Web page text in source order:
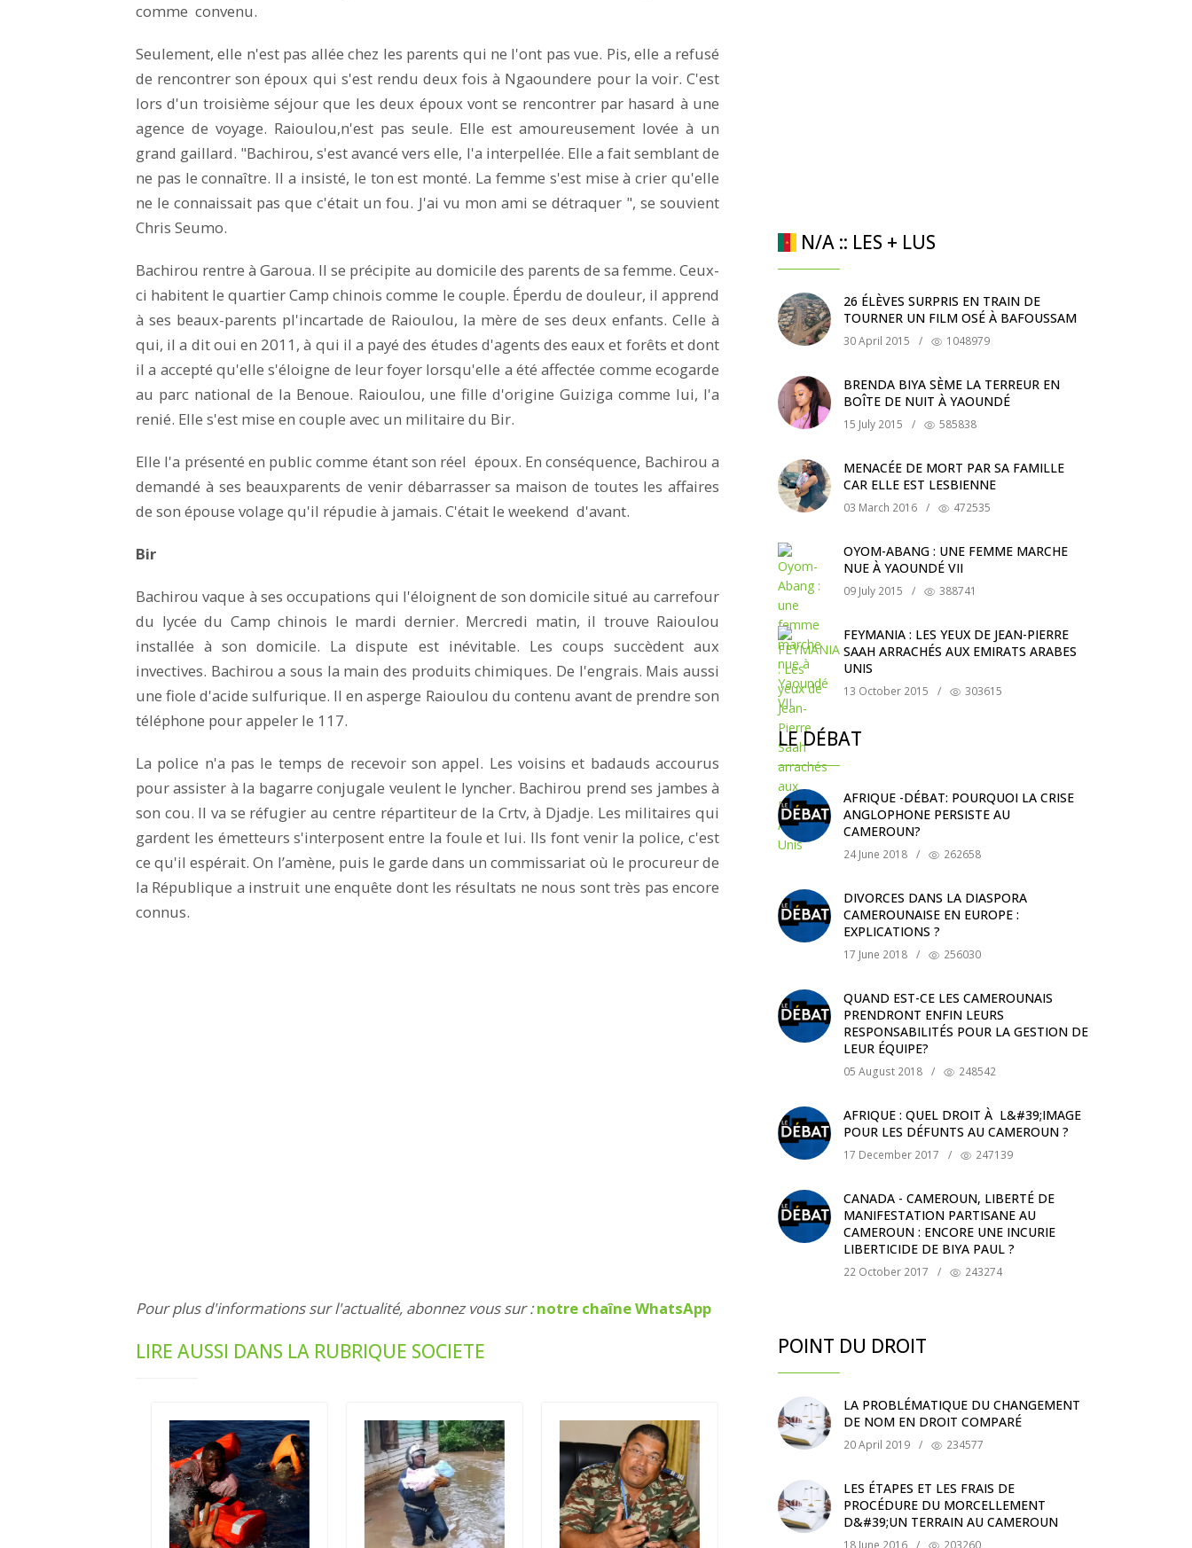
comme convenu.
Seulement, elle n'est pas allée chez les parents qui ne l'ont pas vue. Pis, elle a refusé
de rencontrer son époux qui s'est rendu deux fois à Ngaoundere pour la voir. C'est
lors d'un troisième séjour que les deux époux vont se rencontrer par hasard à une
agence de voyage. Raioulou,n'est pas seule. Elle est amoureusement lovée à un
grand gaillard. "Bachirou, s'est avancé vers elle, l'a interpellée. Elle a fait semblant de
ne pas le connaître. Il a insisté, le ton est monté. La femme s'est mise à crier qu'elle
ne le connaissait pas que c'était un fou. J'ai vu mon ami se détraquer ", se souvient
Chris Seumo.
Bachirou rentre à Garoua. Il se précipite au domicile des parents de sa femme. Ceux-
ci habitent le quartier Camp chinois comme le couple. Éperdu de douleur, il apprend
à ses beaux-parents pl'incartade de Raioulou, la mère de ses deux enfants. Celle à
qui, il a dit oui en 2011, à qui il a payé des études d'agents des eaux et forêts et dont
il a accepté qu'elle s'éloigne de leur foyer lorsqu'elle a été affectée comme ecogarde
au parc national de la Benoue. Raioulou, une fille d'origine Guiziga comme lui, l'a
renié. Elle s'est mise en couple avec un militaire du Bir.
Elle l'a présenté en public comme étant son réel époux. En conséquence, Bachirou a
demandé à ses beauxparents de venir débarrasser sa maison de toutes les affaires
de son épouse volage qu'il répudie à jamais. C'était le weekend d'avant.
Bir
Bachirou vaque à ses occupations qui l'éloignent de son domicile situé au carrefour
du lycée du Camp chinois le mardi dernier. Mercredi matin, il trouve Raioulou
installée à son domicile. La dispute est inévitable. Les coups succèdent aux
invectives. Bachirou a sous la main des produits chimiques. De l'engrais. Mais aussi
une fiole d'acide sulfurique. Il en asperge Raioulou du contenu avant de prendre son
téléphone pour appeler le 117.
La police n'a pas le temps de recevoir son appel. Les voisins et badauds accourus
pour assister à la bagarre conjugale veulent le lyncher. Bachirou prend ses jambes à
son cou. Il va se réfugier au centre répartiteur de la Crtv, à Djadje. Les militaires qui
gardent les émetteurs s'interposent entre la foule et lui. Ils font venir la police, c'est
ce qu'il espérait. On l’amène, puis le garde dans un commissariat où le procureur de
la République a instruit une enquête dont les résultats ne nous sont très pas encore
connus.
Pour plus d'informations sur l'actualité, abonnez vous sur :notre chaîne WhatsApp
LIRE AUSSI DANS LA RUBRIQUE SOCIETE
N/A :: LES + LUS
26 ÉLÈVES SURPRIS EN TRAIN DE
TOURNER UN FILM OSÉ À BAFOUSSAM
30 April 2015 / 1048979
BRENDA BIYA SÈME LA TERREUR EN
BOÎTE DE NUIT À YAOUNDÉ
15 July 2015 / 585838
MENACÉE DE MORT PAR SA FAMILLE
CAR ELLE EST LESBIENNE
03 March 2016 / 472535
OYOM-ABANG : UNE FEMME MARCHE
NUE À YAOUNDÉ VII
09 July 2015 / 388741
FEYMANIA : LES YEUX DE JEAN-PIERRE
SAAH ARRACHÉS AUX EMIRATS ARABES
UNIS
13 October 2015 / 303615
LE DÉBAT
AFRIQUE -DÉBAT: POURQUOI LA CRISE
ANGLOPHONE PERSISTE AU
CAMEROUN?
24 June 2018 / 262658
DIVORCES DANS LA DIASPORA
CAMEROUNAISE EN EUROPE :
EXPLICATIONS ?
17 June 2018 / 256030
QUAND EST-CE LES CAMEROUNAIS
PRENDRONT ENFIN LEURS
RESPONSABILITÉS POUR LA GESTION DE
LEUR ÉQUIPE?
05 August 2018 / 248542
AFRIQUE : QUEL DROIT À L&#39;IMAGE
POUR LES DÉFUNTS AU CAMEROUN ?
17 December 2017 / 247139
CANADA - CAMEROUN, LIBERTÉ DE
MANIFESTATION PARTISANE AU
CAMEROUN : ENCORE UNE INCURIE
LIBERTICIDE DE BIYA PAUL ?
22 October 2017 / 243274
POINT DU DROIT
LA PROBLÉMATIQUE DU CHANGEMENT
DE NOM EN DROIT COMPARÉ
20 April 2019 / 234577
LES ÉTAPES ET LES FRAIS DE
PROCÉDURE DU MORCELLEMENT
D&#39;UN TERRAIN AU CAMEROUN
18 June 2016 / 203260